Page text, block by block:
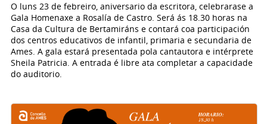
O luns 23 de febreiro, aniversario da escritora, celebrarase a
Gala Homenaxe a Rosalía de Castro. Será ás 18.30 horas na
Casa da Cultura de Bertamiráns e contará coa participación
dos centros educativos de infantil, primaria e secundaria de
Ames. A gala estará presentada pola cantautora e intérprete
Sheila Patricia. A entrada é libre ata completar a capacidade
do auditorio.